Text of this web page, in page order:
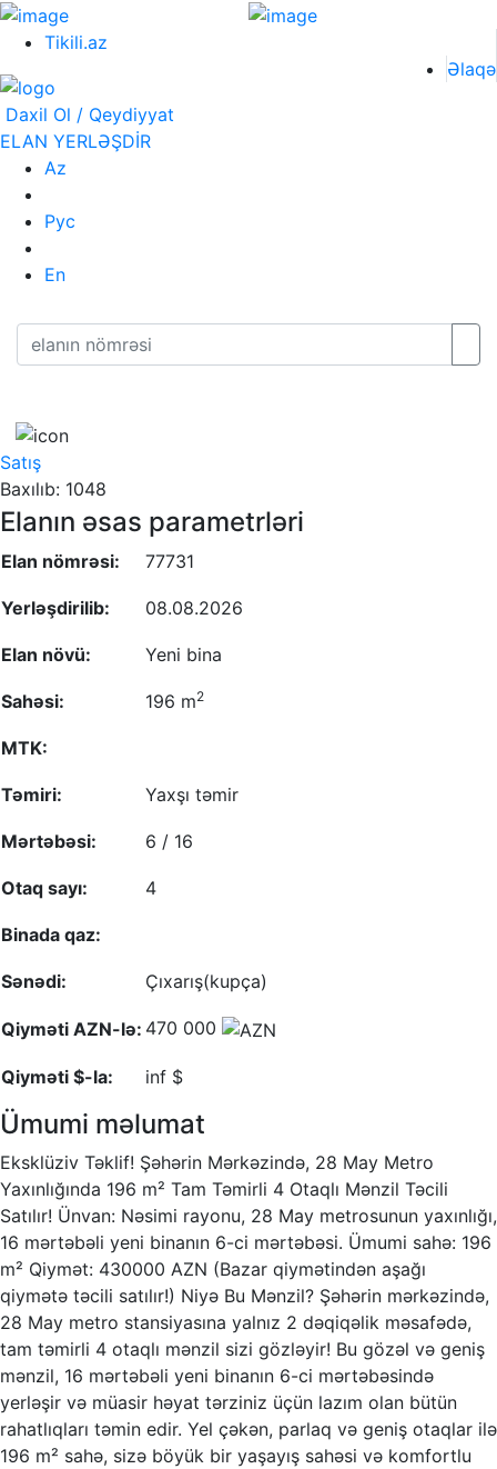
Tikili.az
Əlaqə
Daxil Ol / Qeydiyyat
ELAN YERLƏŞDİR
Az
Рус
En
Satış
Baxılıb: 1048
Elanın əsas parametrləri
Elan nömrəsi: 77731
Yerləşdirilib: 08.08.2026
Elan növü: Yeni bina
Sahəsi: 196 m2
MTK:
Təmiri: Yaxşı təmir
Mərtəbəsi: 6 / 16
Otaq sayı: 4
Binada qaz:
Sənədi: Çıxarış(kupça)
Qiyməti AZN-lə: 470 000
Qiyməti $-la: inf $
Ümumi məlumat
Eksklüziv Təklif! Şəhərin Mərkəzində, 28 May Metro
Yaxınlığında 196 m² Tam Təmirli 4 Otaqlı Mənzil Təcili
Satılır! Ünvan: Nəsimi rayonu, 28 May metrosunun yaxınlığı,
16 mərtəbəli yeni binanın 6-ci mərtəbəsi. Ümumi sahə: 196
m² Qiymət: 430000 AZN (Bazar qiymətindən aşağı
qiymətə təcili satılır!) Niyə Bu Mənzil? Şəhərin mərkəzində,
28 May metro stansiyasına yalnız 2 dəqiqəlik məsafədə,
tam təmirli 4 otaqlı mənzil sizi gözləyir! Bu gözəl və geniş
mənzil, 16 mərtəbəli yeni binanın 6-ci mərtəbəsində
yerləşir və müasir həyat tərziniz üçün lazım olan bütün
rahatlıqları təmin edir. Yel çəkən, parlaq və geniş otaqlar ilə
196 m² sahə, sizə böyük bir yaşayış sahəsi və komfortlu